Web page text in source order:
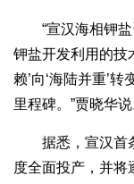
“宣汉海相钾盐
钾盐开发利用的技
赖’向‘海陆并重’
里程碑。”贾晓华说
据悉，宣汉首条
度全面投产，并将